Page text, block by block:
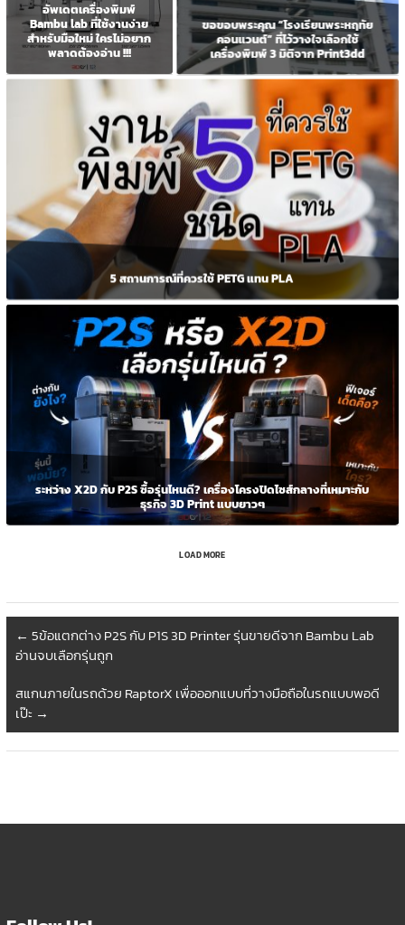
อัพเดตเครื่องพิมพ์
Bambu lab ที่ใช้งานง่าย
สำหรับมือใหม่ ใครไม่อยาก
พลาดต้องอ่าน !!!
ขอขอบพระคุณ “โรงเรียนพระหฤทัย
คอนแวนต์” ที่ไว้วางใจเลือกใช้
เครื่องพิมพ์ 3 มิติจาก Print3dd
5 สถานการณ์ที่ควรใช้ PETG แทน PLA
ระหว่าง X2D กับ P2S ซื้อรุ่นไหนดี? เครื่องโครงปิดไซส์กลางที่เหมาะกับ
ธุรกิจ 3D Print แบบยาวๆ
LOAD MORE
← 5ข้อแตกต่าง P2S กับ P1S 3D Printer รุ่นขายดีจาก Bambu Lab
อ่านจบเลือกรุ่นถูก
สแกนภายในรถด้วย RaptorX เพื่อออกแบบที่วางมือถือในรถแบบพอดี
เป๊ะ →